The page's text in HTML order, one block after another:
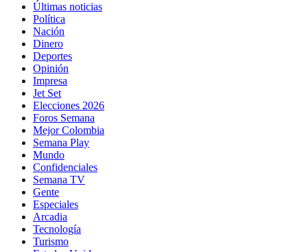
Últimas noticias
Política
Nación
Dinero
Deportes
Opinión
Impresa
Jet Set
Elecciones 2026
Foros Semana
Mejor Colombia
Semana Play
Mundo
Confidenciales
Semana TV
Gente
Especiales
Arcadia
Tecnología
Turismo